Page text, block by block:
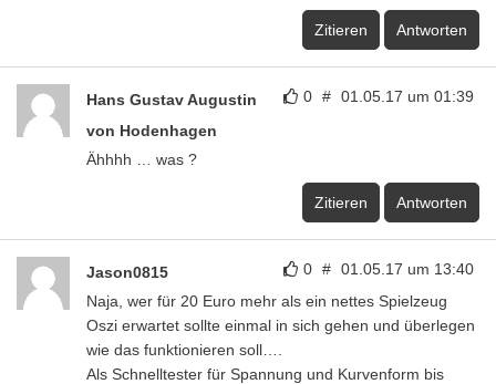
Zitieren Antworten
0 # 01.05.17 um 01:39
Hans Gustav Augustin
von Hodenhagen
Ähhhh … was ?
Zitieren Antworten
0 # 01.05.17 um 13:40
Jason0815
Naja, wer für 20 Euro mehr als ein nettes Spielzeug
Oszi erwartet sollte einmal in sich gehen und überlegen
wie das funktionieren soll….
Als Schnelltester für Spannung und Kurvenform bis